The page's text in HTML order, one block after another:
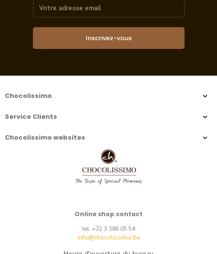
Inscrivez-vous
Chocolissimo
Service Clients
Chocolissimo websites
Online shop contact
tel. +32 3 386 05 54
info@chocolissimo.be